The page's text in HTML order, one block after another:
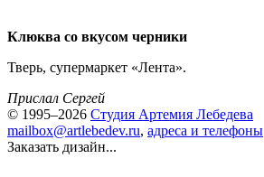
Клюква со вкусом черники
Тверь, супермаркет «Лента».
Прислал Сергей
© 1995–2026 Студия Артемия Лебедева
mailbox@artlebedev.ru, адреса и телефоны
Заказать дизайн...